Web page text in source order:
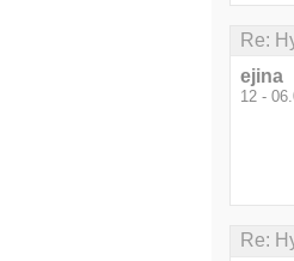
Re:
ejina
12 -
Re: